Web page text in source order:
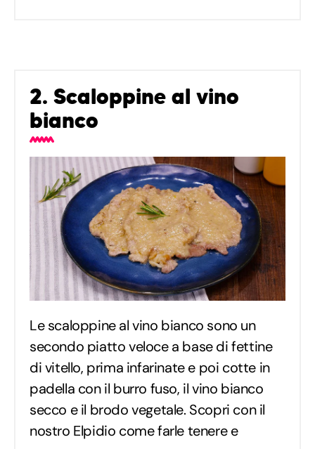
2. Scaloppine al vino
bianco
Le scaloppine al vino bianco sono un
secondo piatto veloce a base di fettine
di vitello, prima infarinate e poi cotte in
padella con il burro fuso, il vino bianco
secco e il brodo vegetale. Scopri con il
nostro Elpidio come farle tenere e